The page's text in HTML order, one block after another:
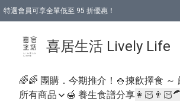
特選會員可享全單低至 95 折優惠！
喜居生活 Lively Life
🌈🌈 團購．今期推介！ 🍚揀飲擇食 ～
所有商品
🍯 養生食譜分享